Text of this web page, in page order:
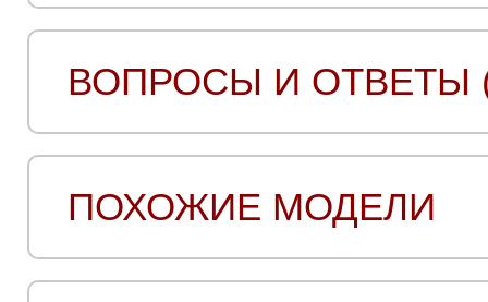
ВОПРОСЫ И ОТВЕТЫ
ПОХОЖИЕ МОДЕЛИ